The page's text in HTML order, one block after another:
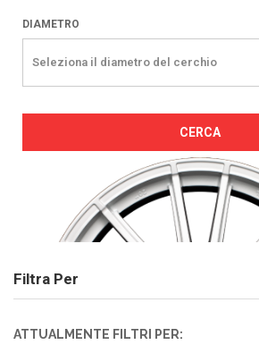
DIAMETRO
Seleziona il diametro del cerchio
CERCA
Filtra Per
ATTUALMENTE FILTRI PER: